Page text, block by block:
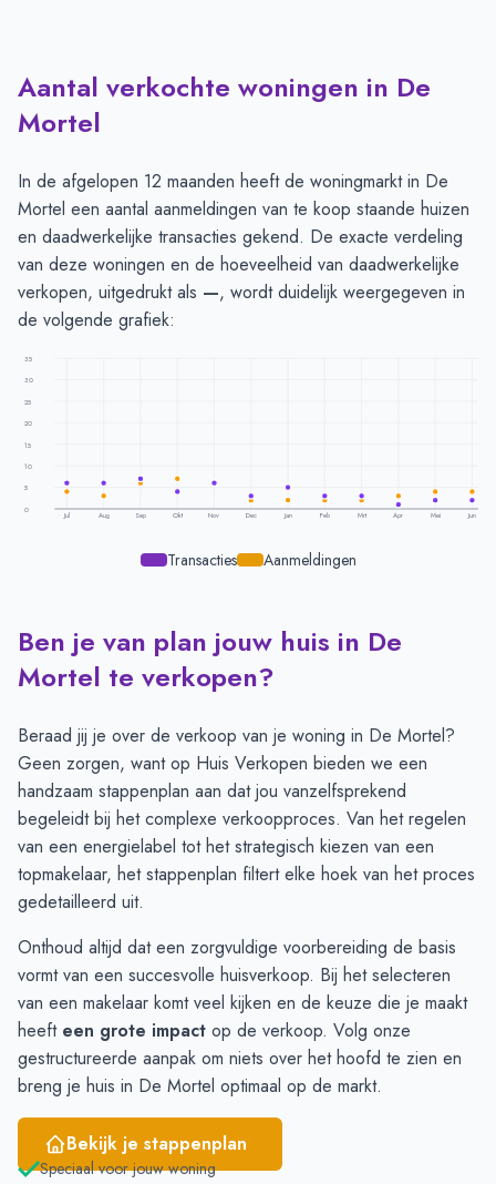
Aantal verkochte woningen in De
Mortel
In de afgelopen 12 maanden heeft de woningmarkt in De
Mortel een aantal aanmeldingen van te koop staande huizen
en daadwerkelijke transacties gekend. De exacte verdeling
van deze woningen en de hoeveelheid van daadwerkelijke
verkopen, uitgedrukt als —, wordt duidelijk weergegeven in
de volgende grafiek:
35
30
25
20
15
10
5
0
Jul Aug Sep Okt Nov Dec Jan Feb Mrt Apr Mei Jun
Transacties Aanmeldingen
Transacties en aanmeldingen per maand - De Mortel
Maand
Transacties
Juli
6
4
Augustus
September
7
6
Oktober
7
November
6
6
December
3
Januari
5
2
Februari
3
April
1
3
Mei
2
4
Juni
2 4
Ben je van plan jouw huis in De
Mortel te verkopen?
Beraad jij je over de verkoop van je woning in De Mortel?
Geen zorgen, want op Huis Verkopen bieden we een
handzaam stappenplan aan dat jou vanzelfsprekend
begeleidt bij het complexe verkoopproces. Van het regelen
van een energielabel tot het strategisch kiezen van een
topmakelaar, het stappenplan filtert elke hoek van het proces
gedetailleerd uit.
Onthoud altijd dat een zorgvuldige voorbereiding de basis
vormt van een succesvolle huisverkoop. Bij het selecteren
van een makelaar komt veel kijken en de keuze die je maakt
heeft een grote impact op de verkoop. Volg onze
gestructureerde aanpak om niets over het hoofd te zien en
breng je huis in De Mortel optimaal op de markt.
Bekijk je stappenplan
Speciaal voor jouw woning